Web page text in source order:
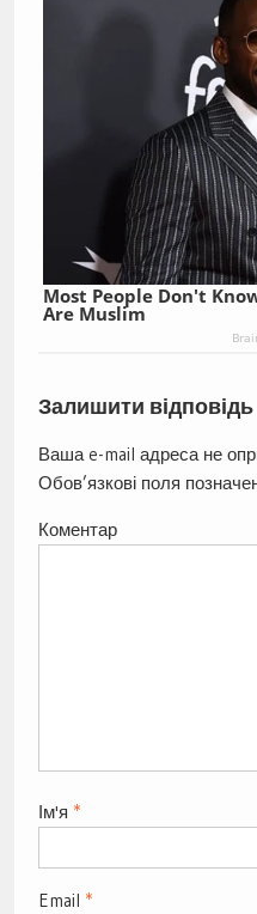
Most People Don't
Are Muslim
Залишити відповідь
Ваша e-mail адреса не
Обов’язкові поля
Коментар
Ім'я *
Email *